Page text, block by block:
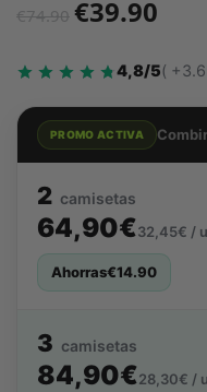
€74.90 €39.90
4,8/5(
PROMO ACTIVA
2 camisetas
64,90€32,45€ /
Ahorras€14.90
3 camisetas
84,90€28,30€ /